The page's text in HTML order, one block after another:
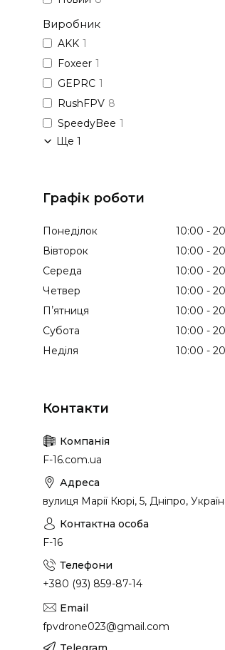
Виробник
AKK 1
Foxeer 1
GEPRC 1
RushFPV 8
SpeedyBee 1
Ще 1
Графік роботи
Понеділок 10:00
Вівторок
10:00
Середа
10:00
Четвер
10:00
Пʼятниця
10:00
Субота
10:00
Неділя
10:00
F-16.com.ua
вулиця Марії Кюрі, 5, Дніпро,
F-16
+380 (93) 859-87-14
fpvdrone023@gmail.com